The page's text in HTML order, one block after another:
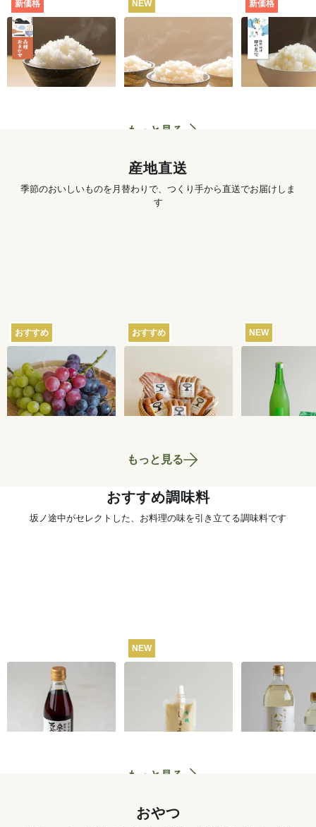
新価格
田んぼと食卓むすぶ
お米（品種おまか
せ） [定期宅配]
702
NEW
ット（白米・3種）
3,890円
新価格
静岡・焼津
田の息吹（品
シヒカリ） [
もっと見る
産地直送
季節のおいしいものを月替わりで、つくり手から直送でお届けしま
す
おすすめ
【産地直送】葡萄畑
ふくじろうのふぞろ
い濃厚ぶどう 1.6kg
送料込 6,750円
おすすめ
ム工房ゴーバルの夏
の5種セット
送料込 4,400
NEW
【産地直送】
本家のお酒と
いセット
もっと見る
おすすめ調味料
坂ノ途中がセレクトした、お料理の味を引き立てる調味料です
うね乃そうめんつゆ
（ストレートタイ
プ）365ml
NEW
カンタン八芳
もっと見る
おやつ